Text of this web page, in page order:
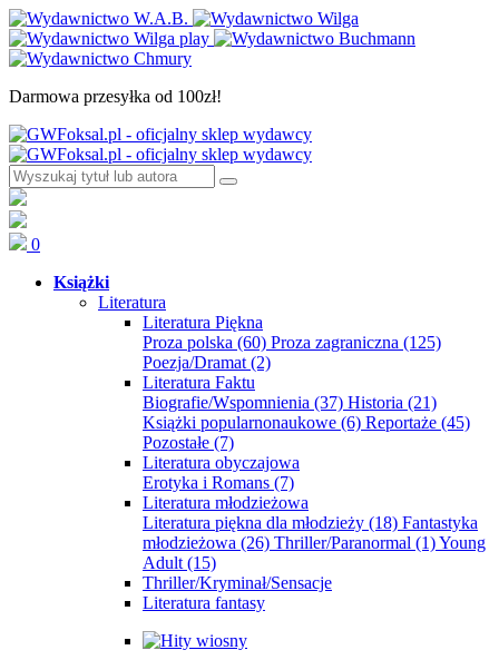
Darmowa przesyłka od 100zł!
0
Książki
Literatura
Literatura Piękna
Proza polska (60) Proza zagraniczna (125)
Poezja/Dramat (2)
Literatura Faktu
Biografie/Wspomnienia (37) Historia (21)
Książki popularnonaukowe (6) Reportaże (45)
Pozostałe (7)
Literatura obyczajowa
Erotyka i Romans (7)
Literatura młodzieżowa
Literatura piękna dla młodzieży (18) Fantastyka
młodzieżowa (26) Thriller/Paranormal (1)Young
Adult (15)
Thriller/Kryminał/Sensacje
Literatura fantasy